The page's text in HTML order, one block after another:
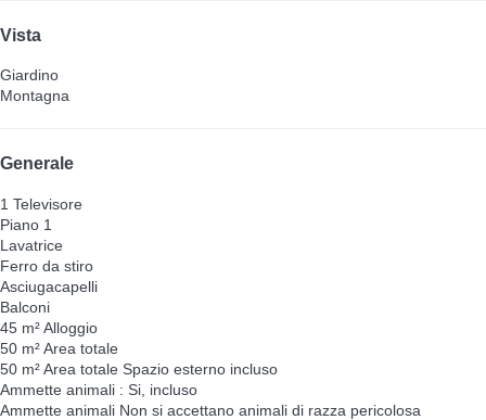
Vista
Giardino
Montagna
Generale
1 Televisore
Piano 1
Lavatrice
Ferro da stiro
Asciugacapelli
Balconi
45 m² Alloggio
50 m² Area totale
50 m² Area totale Spazio esterno incluso
Ammette animali : Si, incluso
Ammette animali Non si accettano animali di razza pericolosa